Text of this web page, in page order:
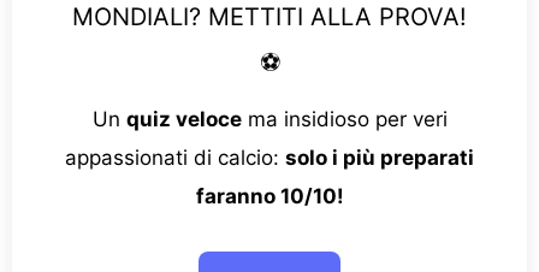
MONDIALI? METTITI ALLA PROVA!
⚽
Un quiz velocema insidioso per veri
appassionati di calcio: solo i più preparati
faranno 10/10!